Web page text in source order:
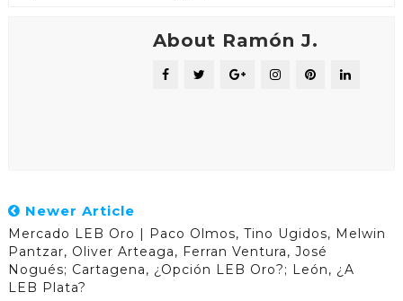
About Ramón J.
Newer Article
Mercado LEB Oro | Paco Olmos, Tino Ugidos, Melwin
Pantzar, Oliver Arteaga, Ferran Ventura, José
Nogués; Cartagena, ¿opción LEB Oro?; León, ¿a
LEB Plata?